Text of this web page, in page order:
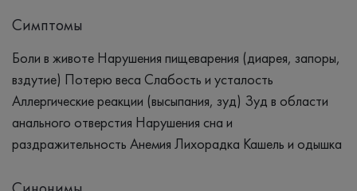
Симптомы
Боли в животе Нарушения пищеварения (диарея, запоры,
вздутие) Потерю веса Слабость и усталость
Аллергические реакции (высыпания, зуд) Зуд в области
анального отверстия Нарушения сна и
раздражительность Анемия Лихорадка Кашель и одышка